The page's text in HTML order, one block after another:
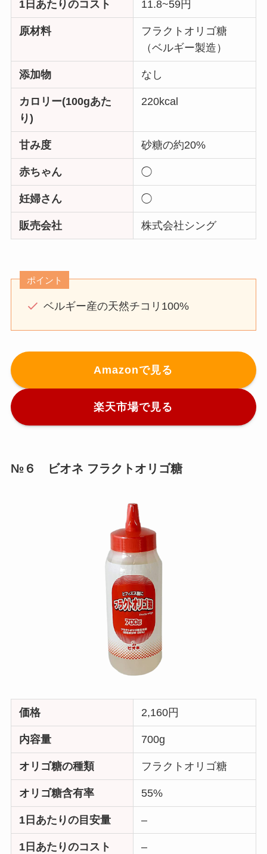
1日あたりのコスト 11.8~59円
原材料
フラクトオリゴ糖
（ベルギー製造）
添加物 なし
カロリー(100gあた
り)
220kcal
甘み度 砂糖の約20%
赤ちゃん ◯
妊婦さん ◯
販売会社 株式会社シング
ポイント
ベルギー産の天然チコリ100%
Amazonで見る
楽天市場で見る
№６ ビオネ フラクトオリゴ糖
価格 2,160円
内容量 700g
オリゴ糖の種類 フラクトオリゴ糖
オリゴ糖含有率 55%
1日あたりの目安量 –
1日あたりのコスト –